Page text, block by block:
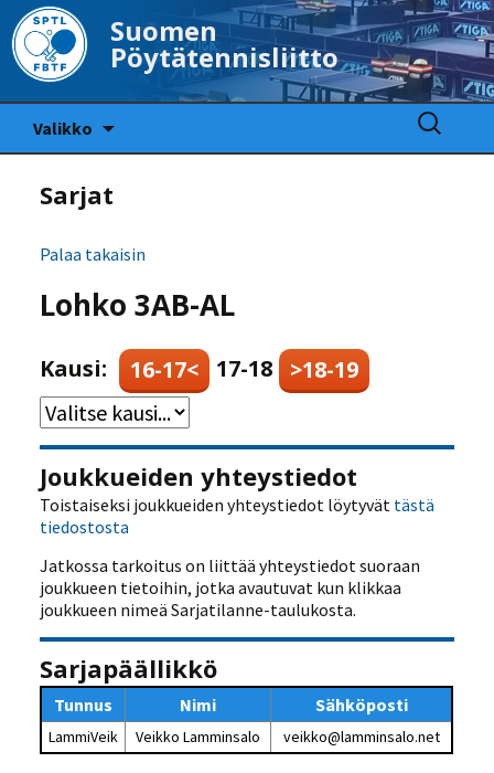
Suomen
Pöytätennisliitto
Valikko
Haku:
Sarjat
Palaa takaisin
Lohko 3AB-AL
Kausi: 16-17< 17-18 >18-19
Joukkueiden yhteystiedot
Toistaiseksi joukkueiden yhteystiedot löytyvät tästä
tiedostosta
Jatkossa tarkoitus on liittää yhteystiedot suoraan
joukkueen tietoihin, jotka avautuvat kun klikkaa
joukkueen nimeä Sarjatilanne-taulukosta.
Sarjapäällikkö
Tunnus Nimi Sähköposti
LammiVeik Veikko Lamminsalo veikko@lamminsalo.net